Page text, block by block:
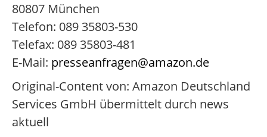
80807 München
Telefon: 089 35803-530
Telefax: 089 35803-481
E-Mail: presseanfragen@amazon.de
Original-Content von: Amazon Deutschland
Services GmbH übermittelt durch news
aktuell